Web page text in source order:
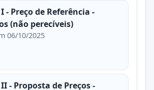
- Preço de Referência -
(não perecíveis)
06/10/2025
- Proposta de Preços -